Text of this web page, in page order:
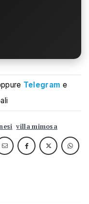
Telegram e
villa mimosa